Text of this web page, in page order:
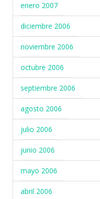
enero 2007
diciembre 2006
noviembre 2006
octubre 2006
septiembre 2006
agosto 2006
julio 2006
junio 2006
mayo 2006
abril 2006